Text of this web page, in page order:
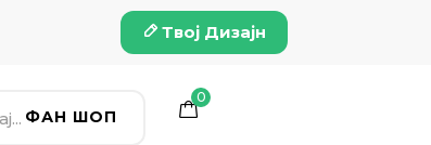
Твој Дизајн
ФАН ШОП
0